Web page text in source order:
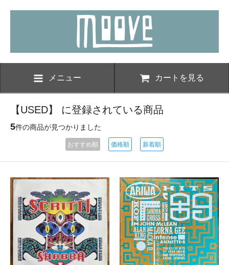
メニュー カートを見る
【USED】 に登録されている商品
5件の商品が見つかりました
おすすめ順 価格順 新着順